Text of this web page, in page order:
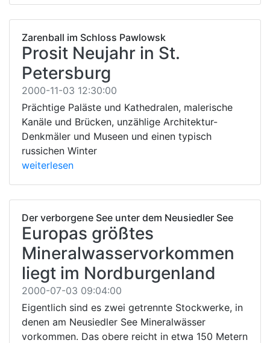
Zarenball im Schloss Pawlowsk
Prosit Neujahr in St.
Petersburg
2000-11-03 12:30:00
Prächtige Paläste und Kathedralen, malerische
Kanäle und Brücken, unzählige Architektur-
Denkmäler und Museen und einen typisch
russichen Winter
weiterlesen
Der verborgene See unter dem Neusiedler See
Europas größtes
Mineralwasservorkommen
liegt im Nordburgenland
2000-07-03 09:04:00
Eigentlich sind es zwei getrennte Stockwerke, in
denen am Neusiedler See Mineralwässer
vorkommen. Das obere reicht in etwa 150 Metern